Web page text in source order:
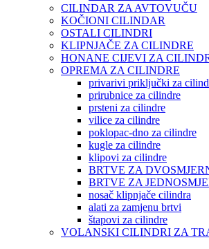
CILINDAR ZA AVTOVUČU
KOČIONI CILINDAR
OSTALI CILINDRI
KLIPNJAČE ZA CILINDRE
HONANE CIJEVI ZA
OPREMA ZA CILINDRE
privarivi priključki za
prirubnice za cilindre
prsteni za cilindre
vilice za cilindre
poklopac-dno za cilindre
kugle za cilindre
klipovi za cilindre
BRTVE ZA
BRTVE ZA
nosač klipnjače cilindra
alati za zamjenu brtvi
štapovi za cilindre
VOLANSKI CILINDRI ZA